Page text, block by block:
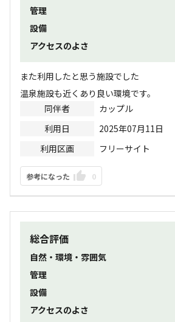
管理
設備
アクセスのよさ
また利用したと思う施設でした
温泉施設も近くあり良い環境です。
同伴者
カップル
利用日
2025年07月11日
利用区画
フリーサイト
参考になった 0
総合評価
自然・環境・雰囲気
管理
設備
アクセスのよさ